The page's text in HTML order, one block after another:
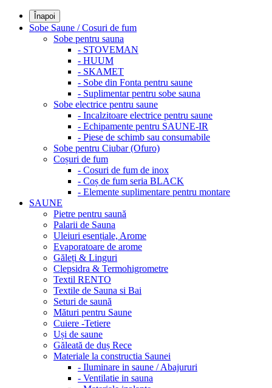
Înapoi
Sobe Saune / Cosuri de fum
Sobe pentru sauna
- STOVEMAN
- HUUM
- SKAMET
- Sobe din Fonta pentru saune
- Suplimentar pentru sobe sauna
Sobe electrice pentru saune
- Incalzitoare electrice pentru saune
- Echipamente pentru SAUNE-IR
- Piese de schimb sau consumabile
Sobe pentru Ciubar (Ofuro)
Coșuri de fum
- Cosuri de fum de inox
- Coș de fum seria BLACK
- Elemente suplimentare pentru montare
SAUNE
Pietre pentru saună
Palarii de Sauna
Uleiuri esențiale, Arome
Evaporatoare de arome
Găleți & Linguri
Clepsidra & Termohigrometre
Textil RENTO
Textile de Sauna si Bai
Seturi de saună
Mături pentru Saune
Cuiere -Tetiere
Uși de saune
Găleată de duș Rece
Materiale la constructia Saunei
- Iluminare in saune / Abajururi
- Ventilatie in sauna